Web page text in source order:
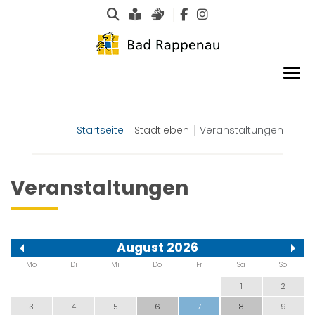
Suche
Leichte Sprache
Gebärdensprachen
Startseite Stadtleben Veranstaltungen
Veranstaltungen
August 2026
Mo Di Mi Do Fr Sa So
1
2
3
4 5 6 7 8
9